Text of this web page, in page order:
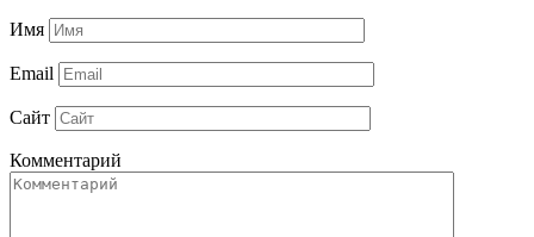
Имя
Email
Сайт
Комментарий